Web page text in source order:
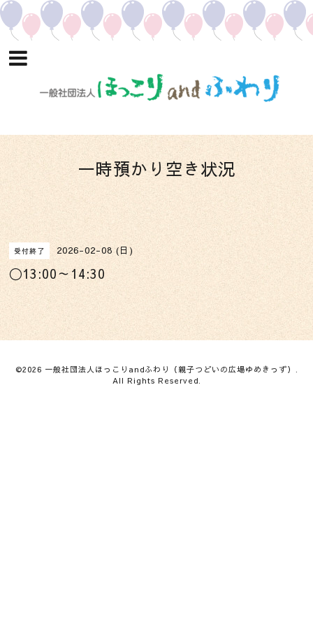
一時預かり空き状況
受付終了 2026-02-08 (日)
〇13:00～14:30
©2026 一般社団法人ほっこりandふわり（親子つどいの広場ゆめきっず）
All Rights Reserved.